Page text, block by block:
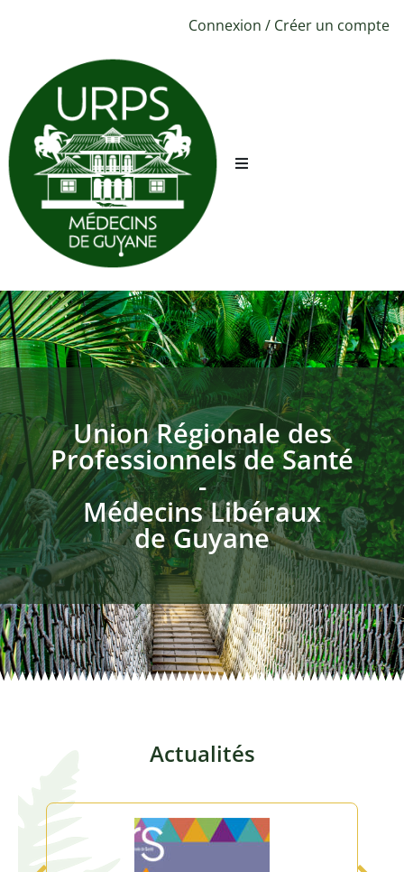
Connexion / Créer un compte
Conciergerie
CPTS
Évènements
Annonces
Club des Stratèges
Signalements
Union Régionale des
Professionnels de Santé
-
Médecins Libéraux
de Guyane
Actualités